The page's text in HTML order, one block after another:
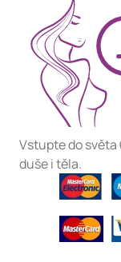
Vstupte do
duše i těla.